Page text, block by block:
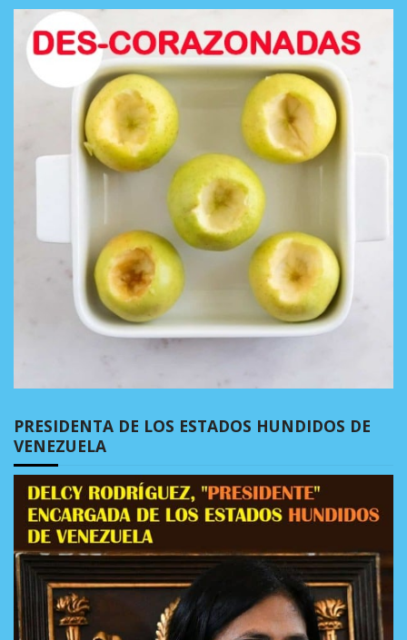
PRESIDENTA DE LOS ESTADOS HUNDIDOS DE
VENEZUELA